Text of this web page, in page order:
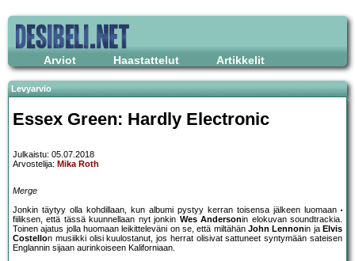
Arviot Haastattelut Artikkelit
Levyarvio
Essex Green: Hardly Electronic
Julkaistu: 05.07.2018
Arvostelija: Mika Roth
Merge
Jonkin täytyy olla kohdillaan, kun albumi pystyy kerran toisensa jälkeen luomaan
fiiliksen, että tässä kuunnellaan nyt jonkin Wes Andersonin elokuvan soundtrackia.
Toinen ajatus jolla huomaan leikitteleväni on se, että miltähän John Lennonin ja Elvis
Costellon musiikki olisi kuulostanut, jos herrat olisivat sattuneet syntymään sateisen
Englannin sijaan aurinkoiseen Kaliforniaan.